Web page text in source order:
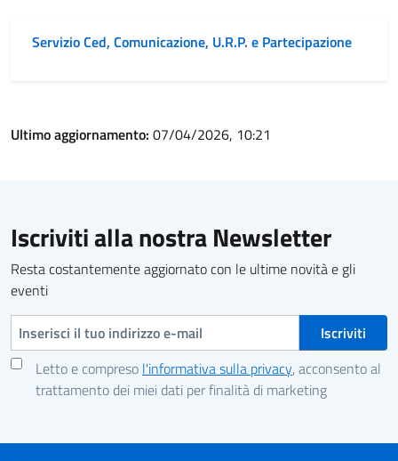
Servizio Ced, Comunicazione, U.R.P. e Partecipazione
Ultimo aggiornamento: 07/04/2026, 10:21
Iscriviti alla nostra Newsletter
Resta costantemente aggiornato con le ultime novità e gli
eventi
Indirizzo e-mail
Letto e compreso l'informativa sulla privacy, acconsento al
trattamento dei miei dati per finalità di marketing